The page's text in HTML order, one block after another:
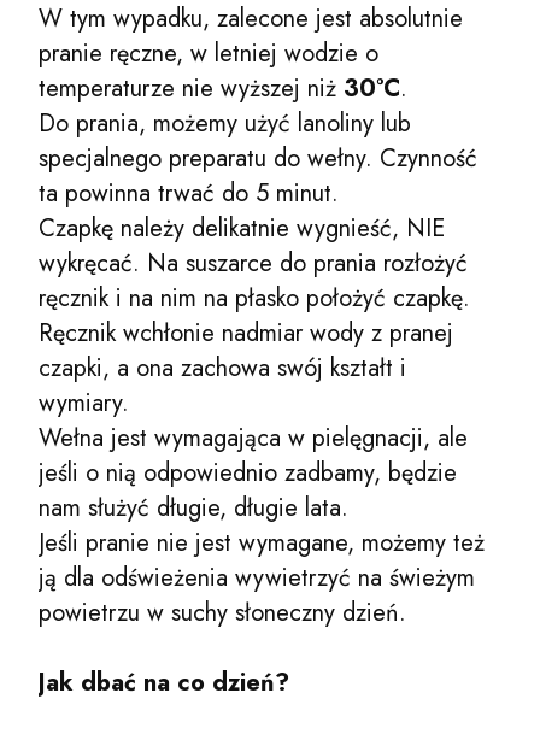
W tym wypadku, zalecone jest absolutnie
pranie ręczne, w letniej wodzie o
temperaturze nie wyższej niż 30°C.
Do prania, możemy użyć lanoliny lub
specjalnego preparatu do wełny. Czynność
ta powinna trwać do 5 minut.
Czapkę należy delikatnie wygnieść, NIE
wykręcać. Na suszarce do prania rozłożyć
ręcznik i na nim na płasko położyć czapkę.
Ręcznik wchłonie nadmiar wody z pranej
czapki, a ona zachowa swój kształt i
wymiary.
Wełna jest wymagająca w pielęgnacji, ale
jeśli o nią odpowiednio zadbamy, będzie
nam służyć długie, długie lata.
Jeśli pranie nie jest wymagane, możemy też
ją dla odświeżenia wywietrzyć na świeżym
powietrzu w suchy słoneczny dzień.
Jak dbać na co dzień?